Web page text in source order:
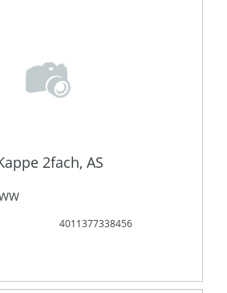
2fach, AS
4011377338456